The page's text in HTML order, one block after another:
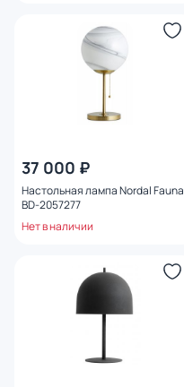
37 000 ₽
Настольная лампа Nordal Fauna
BD-2057277
Нет в наличии